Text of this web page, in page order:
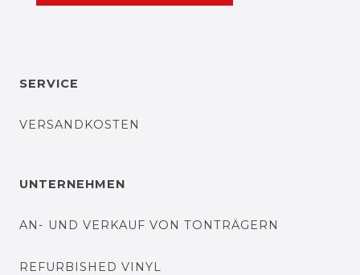
SERVICE
VERSANDKOSTEN
UNTERNEHMEN
AN- UND VERKAUF VON TONTRÄGERN
REFURBISHED VINYL